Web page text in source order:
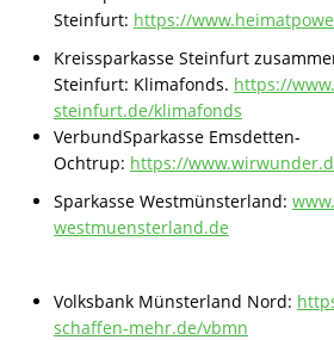
Steinfurt: https://
Kreissparkasse Steinfurt
Steinfurt: Klimafonds. https://
steinfurt.de/klimafonds
VerbundSparkasse Emsdetten-
Ochtrup: https://
Sparkasse Westmünsterland:
westmuensterland.de
Volksbank Münsterland Nord:
schaffen-mehr.de/vbmn